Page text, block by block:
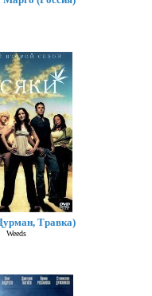
Травка)
Weeds